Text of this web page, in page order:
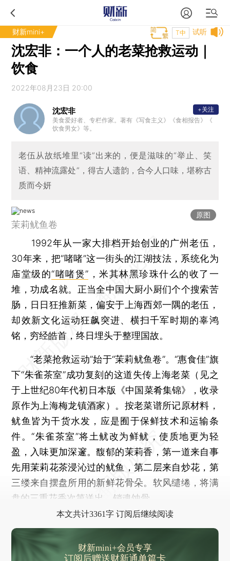
财新mini+ 试听
T中
沈宏非：一个人的老菜抢救运动｜
饮食
2022年08月23日 20:00
沈宏非
美食爱好者、专栏作家。著有《写食主义》《食相报告》《
饮食男女》等。
+关注
老伍从故纸堆里“读”出来的，便是滋味的“举止、笑
语、精神流露处”，得古人遗韵，合今人口味，堪称古
质而今妍
原图
茉莉鱿鱼卷
1992年从一家大排档开始创业的广州老伍，
30年来，把“啫啫”这一街头的江湖技法，系统化为
庙堂级的“啫啫煲” ，米其林黑珍珠什么的收了一
堆，功成名就。正当全中国大厨小厨们个个搜索苦
肠，日日狂推新菜，偏安于上海西郊一隅的老伍，
却效新文化运动狂飙突进、横扫千军时期的辜鸿
铭，穷经皓首，终日埋头于整理国故。
“老菜抢救运动”始于“茉莉鱿鱼卷”。“惠食佳”旗
下“朱雀茶室”成功复刻的这道失传上海老菜（见之
于上世纪80年代初日本版《中国菜肴集锦》，收录
原作为上海梅龙镇酒家）。按老菜谱所记原材料，
鱿鱼皆为干货水发，应是囿于保鲜技术和运输条
件。“朱雀茶室”将土鱿改为鲜鱿，使质地更为轻
盈，入味更加深邃。馥郁的茉莉香，第一道来自事
先用茉莉花茶浸沁过的鱿鱼，第二层来自炒花，第
三缕来自摆盘所用的新鲜花骨朵。软风缱绻，将满
盘的三重花香次第送出，销魂蚀骨。
本文共计3361字 订阅后继续阅读
财新mini+会员专享
订阅后赠送财新通单篇卡